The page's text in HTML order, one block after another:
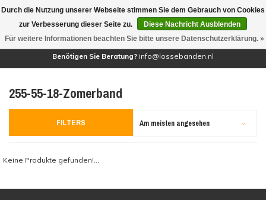
(0)
Benötigen Sie Beratung? info@lossebanden.nl
255-55-18-Zomerband
FILTERS Am meisten angesehen
Keine Produkte gefunden!...
Durch die Nutzung unserer Webseite stimmen Sie dem Gebrauch von Cookies
zur Verbesserung dieser Seite zu.
Diese Nachricht Ausblenden
Für weitere Informationen beachten Sie bitte unsere Datenschutzerklärung. »